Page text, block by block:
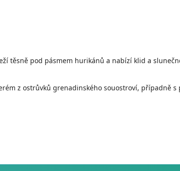
těsně pod pásmem hurikánů a nabízí klid a
z ostrůvků grenadinského souostroví, případně